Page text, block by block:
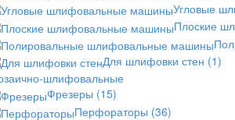
Угловые
Плоские
Для шлифовки стен (1)
шлифовальные
Фрезеры (15)
Перфораторы (36)